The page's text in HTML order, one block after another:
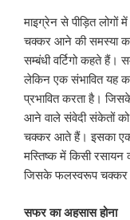
माइग्रेन से पीड़ित
चक्कर आने की समस्या
सम्बंधी वर्टिगो कहते हैं।
लेकिन एक संभावित यह
प्रभावित करता है।
आने वाले संवेदी संकेतों
चक्कर आते हैं। इसका एक
मस्तिष्क में किसी रसायन
जिसके फलस्वरूप
सफर का अहसास होना